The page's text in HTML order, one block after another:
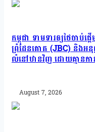
កម្ពុជា ទាមទារឲ្យថៃចាប់ផ្
ព្រំដែនគោគ (JBC) និងអ
លំនៅឋានវិញ ដោយគ្មានការ
August 7, 2026